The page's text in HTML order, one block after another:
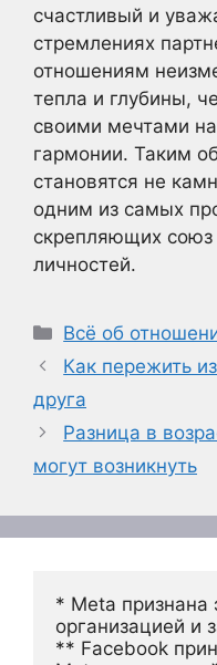
счастливый и
стремлениях
отношениям
тепла и глубины,
своими мечтами
гармонии. Таким
становятся не
одним из самых
скрепляющих союз
личностей.
Рубрики
Всё об
Как пережить
друга
Разница в
могут возникнуть
* Meta признана
организацией и
** Facebook